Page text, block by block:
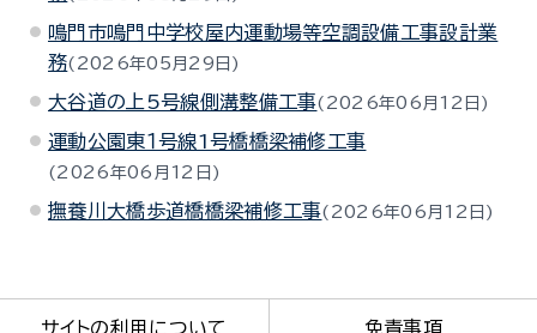
鳴門市鳴門中学校屋内運動場等空調設備工事設計業
務
2026年05月29日
大谷道の上5号線側溝整備工事 2026年06月12日
運動公園東１号線1号橋橋梁補修工事
2026年06月12日
撫養川大橋歩道橋橋梁補修工事 2026年06月12日
サイトの利用について 免責事項